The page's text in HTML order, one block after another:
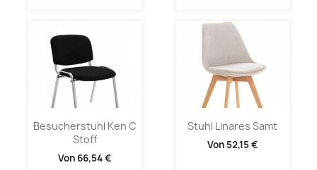
Besucherstuhl Ken C
Stoff
Von 66,54 €
Stuhl Linares Samt
Von 52,15 €